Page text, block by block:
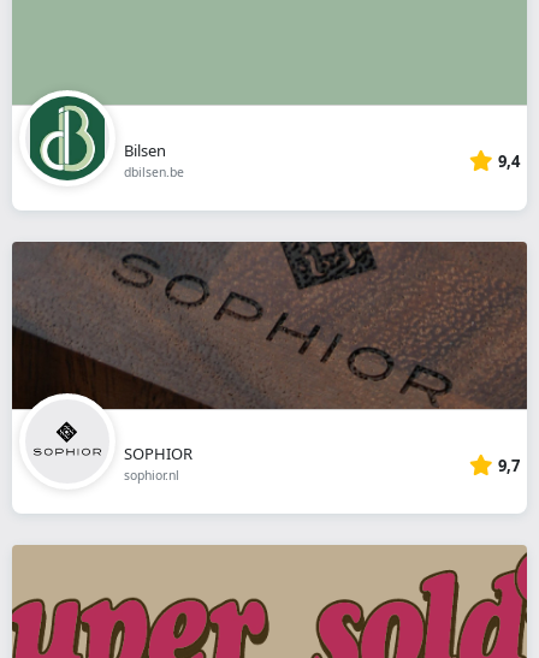
Bilsen
dbilsen.be 9,4
SOPHIOR
sophior.nl 9,7